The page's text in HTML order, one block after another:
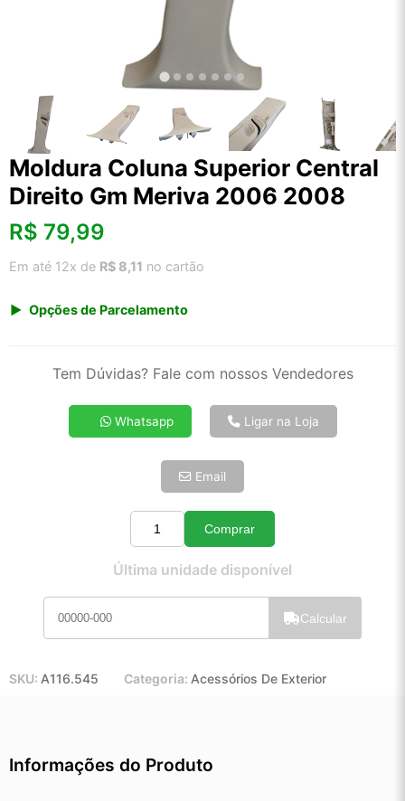
Moldura Coluna Superior Central
Direito Gm Meriva 2006 2008
R$ 79,99
Em até 12x de R$ 8,11 no cartão
Opções de Parcelamento
2x de R$ 43,05
4x de R$ 22,17
5x de R$ 17,97
Tem Dúvidas? Fale com nossos Vendedores
Whatsapp Ligar na Loja
Email
Quantidade
Comprar
Última unidade disponível
Calcular
SKU: A116.545 Categoria: Acessórios De Exterior
Informações do Produto